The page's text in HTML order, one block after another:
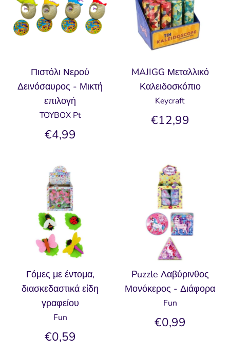
Πιστόλι Νερού
Δεινόσαυρος - Μικτή
επιλογή
TOYBOX Pt
€4,99
MAJIGG Μεταλλικό
Καλειδοσκόπιο
Keycraft
€12,99
Γόμες με έντομα,
διασκεδαστικά είδη
γραφείου
Fun
€0,59
Puzzle Λαβύρινθος
Μονόκερος - Διάφορα
Fun
€0,99